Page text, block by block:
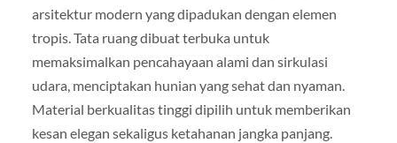
arsitektur modern yang dipadukan dengan elemen
tropis. Tata ruang dibuat terbuka untuk
memaksimalkan pencahayaan alami dan sirkulasi
udara, menciptakan hunian yang sehat dan nyaman.
Material berkualitas tinggi dipilih untuk memberikan
kesan elegan sekaligus ketahanan jangka panjang.